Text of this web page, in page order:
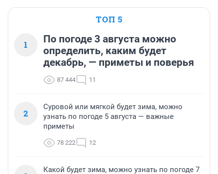
ТОП 5
1
По погоде 3 августа можно
определить, каким будет
декабрь, — приметы и поверья
87 444 11
2
Суровой или мягкой будет зима, можно
узнать по погоде 5 августа — важные
приметы
78 222 12
Какой будет зима, можно узнать по погоде 7